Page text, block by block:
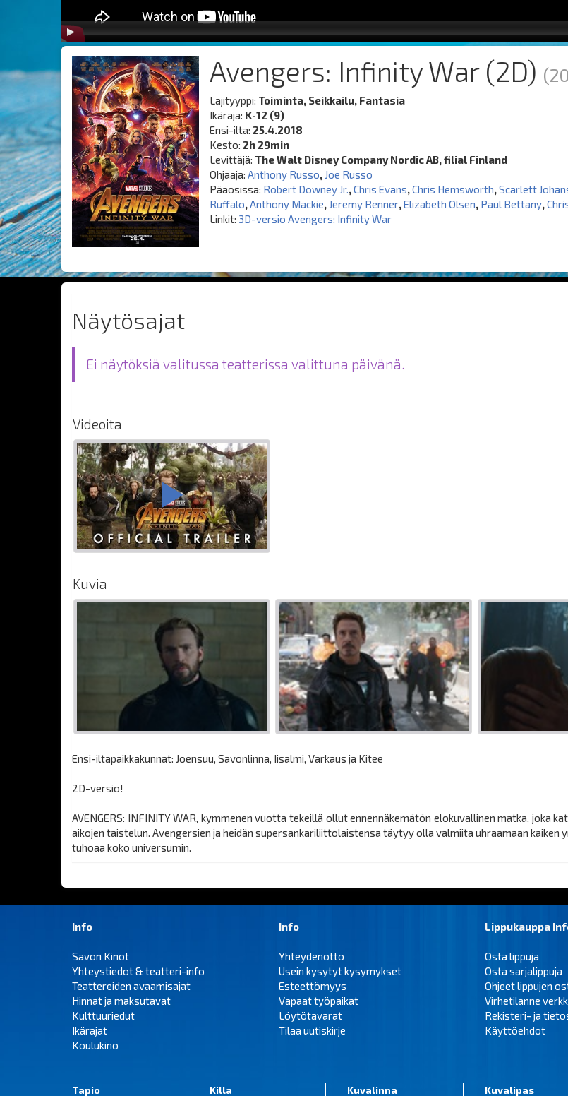
Avengers: Infinity War (2D)
Lajityyppi: Toiminta, Seikkailu, Fantasia
Ikäraja: K-12 (9)
Ensi-ilta: 25.4.2018
Kesto: 2h 29min
Levittäjä: The Walt Disney Company Nordic AB, filial Finland
Ohjaaja: Anthony Russo, Joe Russo
Pääosissa: Robert Downey Jr.,Chris Evans,Chris Hemsworth,Scarlett
Ruffalo,Anthony Mackie, Jeremy Renner,Elizabeth Olsen, Paul Bettany,
Linkit: 3D-versio Avengers: Infinity War
Näytösajat
Ei näytöksiä valitussa teatterissa valittuna päivänä.
Videoita
Kuvia
Ensi-iltapaikkakunnat: Joensuu, Savonlinna, Iisalmi, Varkaus ja Kitee
2D-versio!
AVENGERS: INFINITY WAR, kymmenen vuotta tekeillä ollut ennennäkemätön elokuvallinen matka, joka
aikojen taistelun. Avengersien ja heidän supersankariliittolaistensa täytyy olla valmiita uhraamaan
tuhoaa koko universumin.
Info
Savon Kinot
Yhteystiedot & teatteri-info
Teattereiden avaamisajat
Hinnat ja maksutavat
Kulttuuriedut
Ikärajat
Koulukino
Info
Yhteydenotto
Usein kysytyt kysymykset
Esteettömyys
Vapaat työpaikat
Löytötavarat
Tilaa uutiskirje
Lippukauppa
Osta lippuja
Osta sarjalippuja
Ohjeet lippujen
Virhetilanne
Rekisteri- ja
Käyttöehdot
Tapio Killa Kuvalinna Kuvalipas